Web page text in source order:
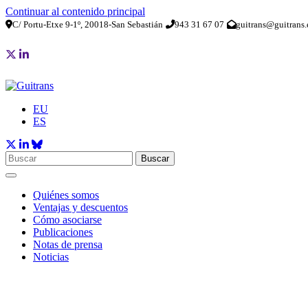
Continuar al contenido principal
C/ Portu-Etxe 9-1º, 20018-San Sebastián 943 31 67 07
EU
ES
Buscar
Quiénes somos
Ventajas y descuentos
Cómo asociarse
Publicaciones
Notas de prensa
Noticias